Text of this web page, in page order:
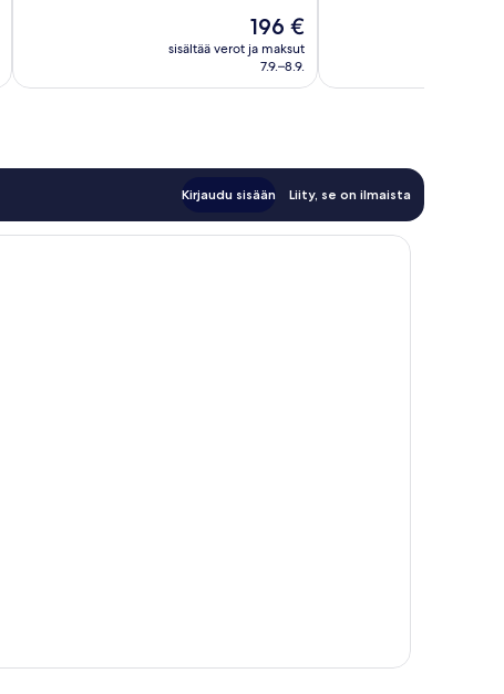
arvostelua
Hinta
on
196 €
196 €
sisältää verot ja maksut
7.9.–8.9.
Kirjaudu sisään Liity, se on ilmaista